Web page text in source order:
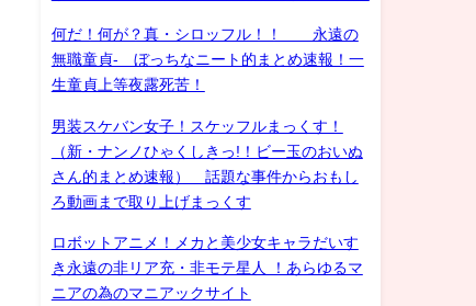
何だ！何が？真・シロッフル！！ 永遠の
無職童貞- ぼっちなニート的まとめ速報！一
生童貞上等夜露死苦！
男装スケバン女子！スケッフルまっくす！
（新・ナンノひゃくしきっ!！ビー玉のおいぬ
さん的まとめ速報） 話題な事件からおもし
ろ動画まで取り上げまっくす
ロボットアニメ！メカと美少女キャラだいす
き永遠の非リア充・非モテ星人 ！あらゆるマ
ニアの為のマニアックサイト